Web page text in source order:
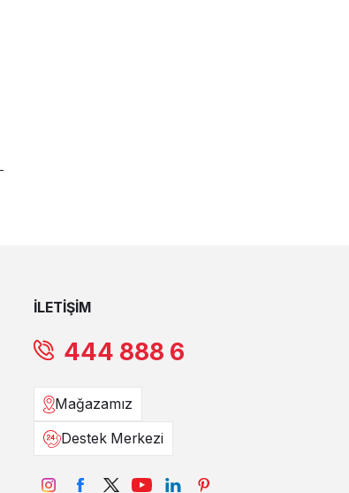
İLETİŞİM
444 888 6
Mağazamız
Destek Merkezi